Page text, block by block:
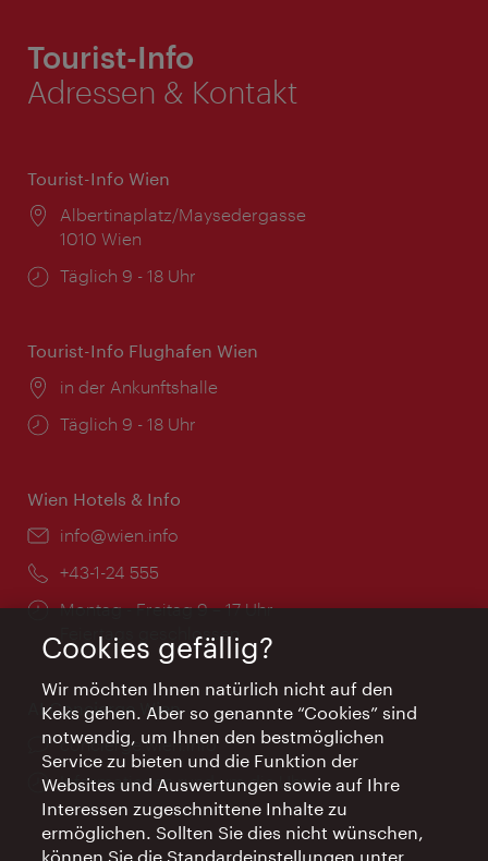
Tourist-Info
Adressen & Kontakt
Tourist-Info Wien
Ort:
Albertinaplatz/Maysedergasse
1010 Wien
Öffnungszeiten:
Täglich 9 - 18 Uhr
Tourist-Info Flughafen Wien
Ort:
in der Ankunftshalle
Öffnungszeiten:
Täglich 9 - 18 Uhr
Wien Hotels & Info
Email:
info@wien.info
Telefon:
+43-1-24 555
Öffnungszeiten:
Montag - Freitag 9 – 17 Uhr
Feiertags geschlossen
AI Concierge Wien
Ort:
concierge.wien.info
Öffnungszeiten:
Informationen rund um die Uhr
Cookies gefällig?
Wir möchten Ihnen natürlich nicht auf den
Keks gehen. Aber so genannte “Cookies” sind
notwendig, um Ihnen den bestmöglichen
Service zu bieten und die Funktion der
Websites und Auswertungen sowie auf Ihre
Interessen zugeschnittene Inhalte zu
ermöglichen. Sollten Sie dies nicht wünschen,
können Sie die Standardeinstellungen unter